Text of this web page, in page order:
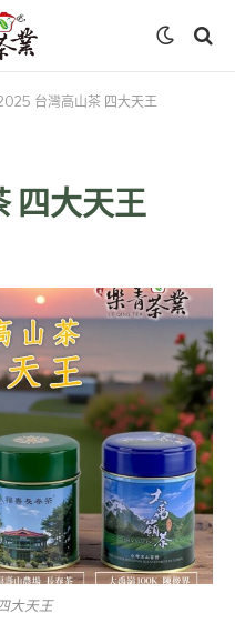
台灣高山茶 四大天王
四大天王
大天王